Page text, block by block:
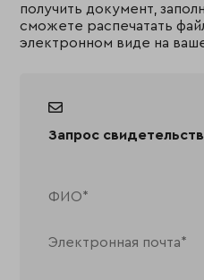
получить документ,
сможете распечатать
электронном виде на
Запрос